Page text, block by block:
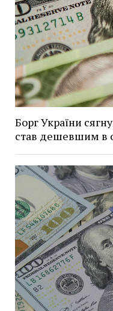
Борг України
став дешевшим в